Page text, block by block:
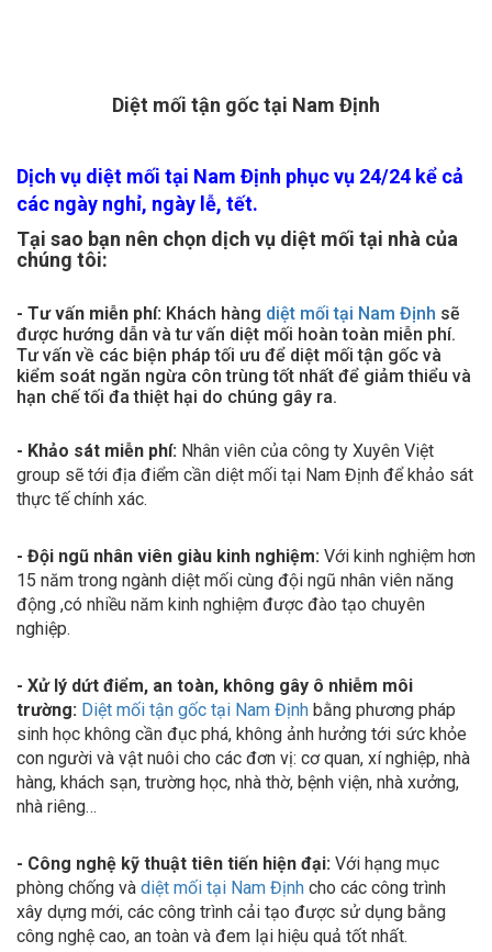
Diệt mối tận gốc tại Nam Định
Dịch vụ diệt mối tại Nam Định phục vụ 24/24 kể cả
các ngày nghỉ, ngày lễ, tết.
Tại sao bạn nên chọn dịch vụ diệt mối tại nhà của
chúng tôi:
- Tư vấn miễn phí: Khách hàng diệt mối tại Nam Định
sẽ
được hướng dẫn và tư vấn diệt mối hoàn toàn miễn phí.
Tư vấn về các biện pháp tối ưu để diệt mối tận gốc và
kiểm soát ngăn ngừa côn trùng tốt nhất để giảm thiểu và
hạn chế tối đa thiệt hại do chúng gây ra.
- Khảo sát miễn phí: Nhân viên của công ty Xuyên Việt
group sẽ tới địa điểm cần diệt mối tại Nam Định để khảo sát
thực tế chính xác.
- Đội ngũ nhân viên giàu kinh nghiệm:
Với kinh nghiệm hơn
15 năm trong ngành diệt mối cùng đội ngũ nhân viên năng
động ,có nhiều năm kinh nghiệm được đào tạo chuyên
nghiệp.
- Xử lý dứt điểm, an toàn, không gây ô nhiễm môi
trường:Diệt mối tận gốc tại Nam Định bằng phương pháp
sinh học không cần đục phá, không ảnh hưởng tới sức khỏe
con người và vật nuôi cho các đơn vị: cơ quan, xí nghiệp, nhà
hàng, khách sạn, trường học, nhà thờ, bệnh viện, nhà xưởng,
nhà riêng…
- Công nghệ kỹ thuật tiên tiến hiện đại: Với hạng mục
phòng chống và diệt mối tại Nam Địnhcho các công trình
xây dựng mới, các công trình cải tạo được sử dụng bằng
công nghệ cao, an toàn và đem lại hiệu quả tốt nhất.